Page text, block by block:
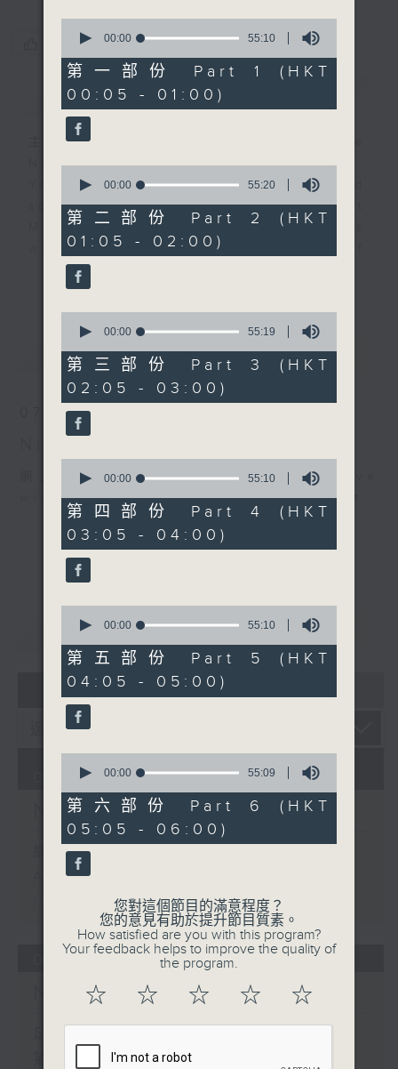
您喜歡這個節目嗎?
簡介 GIST
主持人：Host: Cleo Leung, Leanne
Nicholls, Isaac Droscha
You will find many soft pieces and
some Chinese works in Night
Music. Friday and Saturday nights
will begin with two hours of
enjoyable jazz music.
When you are alone and sleepless,
please remember good music is
always there on Radio 4.
「長夜細聽」節目當然少不了氣質優雅的作
品，每晚亦會精選一些中國音樂送上。週五和
如果哪天你不能入睡，別忘了第四台這裡總有
值得細聽的音樂。
最新 LATEST
07/08/2026
網上直播完畢稍後提供節目重溫。 Archive
will be available after live webcast
重溫 CATCHUP
07 - 08 2026
07/08/2026
Night Music 長夜細聽
網上直播完畢稍後提供節目重溫。
Archive will be available after
live webcast
06/08/2026
Night Music 長夜細聽
第一部份 Part 1 (HKT 00:05 -
seconds
55
minutes,
10
seconds
00:00 55:10
第一部份 Part 1 (HKT
00:05 - 01:00)
seconds
55
minutes,
20
seconds
00:00 55:20
第二部份 Part 2 (HKT
01:05 - 02:00)
seconds
55
minutes,
19
seconds
00:00 55:19
第三部份 Part 3 (HKT
02:05 - 03:00)
seconds
55
minutes,
10
seconds
00:00 55:10
第四部份 Part 4 (HKT
03:05 - 04:00)
seconds
55
minutes,
10
seconds
00:00 55:10
第五部份 Part 5 (HKT
04:05 - 05:00)
seconds
55
minutes,
9
seconds
00:00 55:09
第六部份 Part 6 (HKT
05:05 - 06:00)
您對這個節目的滿意程度？
您的意見有助於提升節目質素。
How satisfied are you with this program?
Your feedback helps to improve the quality of
the program.
☆ ☆ ☆ ☆ ☆